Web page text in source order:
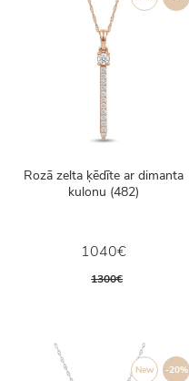
Rozā zelta ķēdīte ar dimanta
kulonu (482)
1040€
1300€
-20%
New